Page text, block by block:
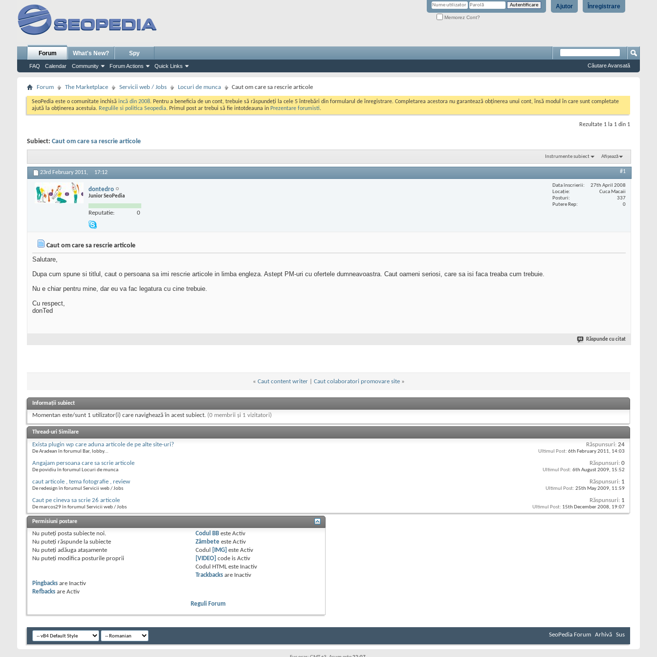
Înregistrare
Ajutor
Memorez Cont?
Forum
FAQ Calendar Community Forum Actions Quick Links
What's New? Spy
Căutare Avansată
Forum The Marketplace Servicii web / Jobs Locuri de munca Caut om care sa rescrie articole
SeoPedia este o comunitate inchisă incă din 2008. Pentru a beneficia de un cont, trebuie să răspundeți la cele 5 întrebări din formularul de înregistrare. Completarea acestora nu garantează obținerea unui cont, însă modul în care sunt completate
ajută la obținerea acestuia. Regulile si politica Seopedia. Primul post ar trebui să fie intotdeauna in Prezentare forumisti.
Rezultate 1 la 1 din 1
Subiect: Caut om care sa rescrie articole
Instrumente subiect Afișează
23rd February 2011, 17:12 #1
dontedro
Junior SeoPedia
Reputatie: 0
Data înscrierii
27th April 2008
Locaţie
Cuca Macaii
Posturi
337
Putere Rep
0
Caut om care sa rescrie articole
Salutare,
Dupa cum spune si titlul, caut o persoana sa imi rescrie articole in limba engleza. Astept PM-uri cu ofertele dumneavoastra. Caut oameni seriosi, care sa isi faca treaba cum trebuie.
Nu e chiar pentru mine, dar eu va fac legatura cu cine trebuie.
Cu respect,
donTed
Răspunde cu citat
« Caut content writer| Caut colaboratori promovare site »
Informații subiect
Momentan este/sunt 1 utilizator(i) care navighează în acest subiect. (0 membrii și 1 vizitatori)
Thread-uri Similare
Exista plugin wp care aduna articole de pe alte site-uri?
De Aradean în forumul Bar, lobby...
Răspunsuri: 24
Ultimul Post: 6th February 2011, 14:03
Angajam persoana care sa scrie articole
De povidiu în forumul Locuri de munca
Răspunsuri: 0
Ultimul Post: 6th August 2009, 15:52
caut articole , tema fotografie , review
De redesign în forumul Servicii web / Jobs
Răspunsuri: 1
Ultimul Post: 25th May 2009, 11:59
Caut pe cineva sa scrie 26 articole
De marcos29 în forumul Servicii web / Jobs
Răspunsuri: 1
Ultimul Post: 15th December 2008, 19:07
Permisiuni postare
Nu puteţi posta subiecte noi.
Nu puteţi răspunde la subiecte
Nu puteţi adăuga ataşamente
Nu puteţi modifica posturile proprii
Codul BB esteActiv
Zâmbete esteActiv
Codul
[IMG] esteActiv
[VIDEO] code isActiv
Codul HTML este Inactiv
Trackbacks are Inactiv
Pingbacks are Inactiv
Refbacks are Activ
Reguli Forum
SeoPedia Forum Arhivă Sus